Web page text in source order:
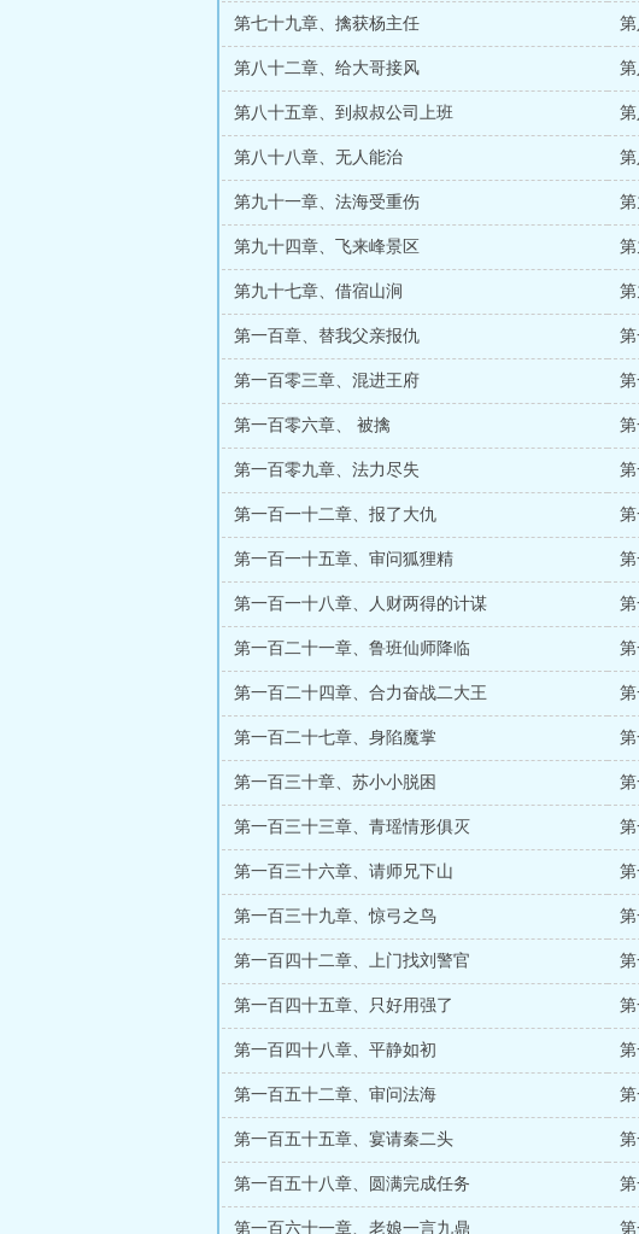
第七十九章、擒获杨主任
第八十二章、给大哥接风
第八十五章、到叔叔公司上班
第八十八章、无人能治
第九十一章、法海受重伤
第九十四章、飞来峰景区
第九十七章、借宿山涧
第一百章、替我父亲报仇
第一百零三章、混进王府
第一百零六章、 被擒
第一百零九章、法力尽失
第一百一十二章、报了大仇
第一百一十五章、审问狐狸精
第一百一十八章、人财两得的计谋
第一百二十一章、鲁班仙师降临
第一百二十四章、合力奋战二大王
第一百二十七章、身陷魔掌
第一百三十章、苏小小脱困
第一百三十三章、青瑶情形俱灭
第一百三十六章、请师兄下山
第一百三十九章、惊弓之鸟
第一百四十二章、上门找刘警官
第一百四十五章、只好用强了
第一百四十八章、平静如初
第一百五十二章、审问法海
第一百五十五章、宴请秦二头
第一百五十八章、圆满完成任务
第一百六十一章、老娘一言九鼎